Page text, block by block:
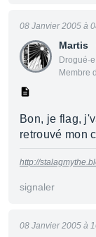
Martis
Membre
08 Janvier 2005 à
Bon, je flag,
retrouvé mon
http://
signaler
08 Janvier 2005 à